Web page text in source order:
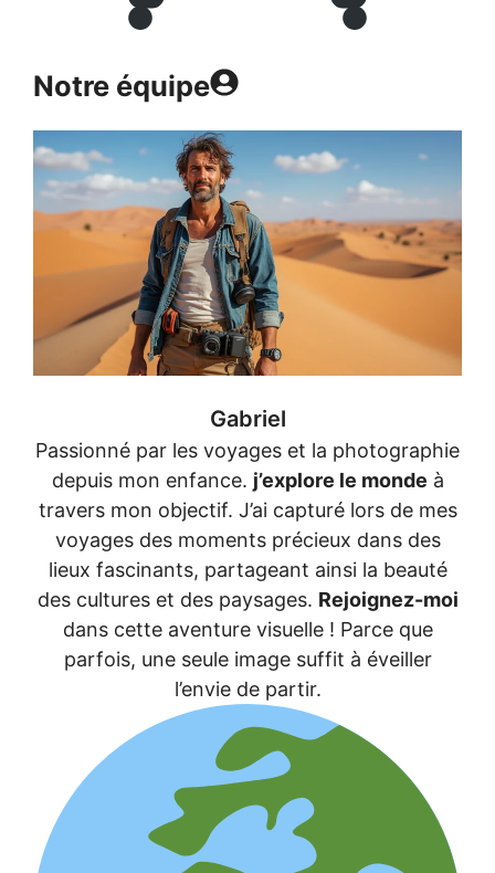
Notre équipe
Gabriel
Passionné par les voyages et la photographie
depuis mon enfance. j’explore le monde à
travers mon objectif. J’ai capturé lors de mes
voyages des moments précieux dans des
lieux fascinants, partageant ainsi la beauté
des cultures et des paysages. Rejoignez-moi
dans cette aventure visuelle ! Parce que
parfois, une seule image suffit à éveiller
l’envie de partir.